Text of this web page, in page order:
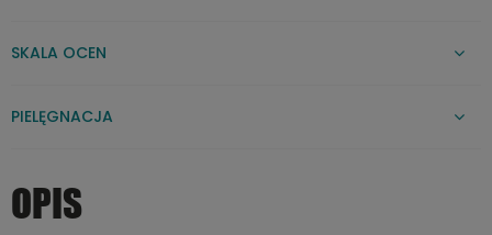
SKALA OCEN
PIELĘGNACJA
OPIS